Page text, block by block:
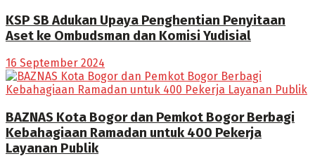
KSP SB Adukan Upaya Penghentian Penyitaan
Aset ke Ombudsman dan Komisi Yudisial
16 September 2024
BAZNAS Kota Bogor dan Pemkot Bogor Berbagi
Kebahagiaan Ramadan untuk 400 Pekerja
Layanan Publik